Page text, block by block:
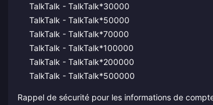
TalkTalk - TalkTalk*30000
TalkTalk - TalkTalk*50000
TalkTalk - TalkTalk*70000
TalkTalk - TalkTalk*100000
TalkTalk - TalkTalk*200000
TalkTalk - TalkTalk*500000
Rappel de sécurité pour les informations de